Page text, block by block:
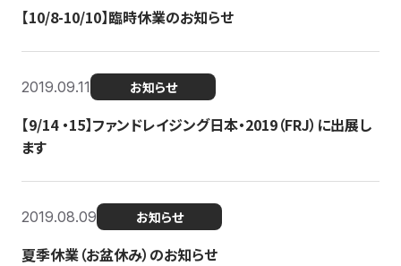
【10/8-10/10】臨時休業のお知らせ
2019.09.11 お知らせ
【9/14 ・15】ファンドレイジング日本・2019（FRJ）に出展し
ます
2019.08.09 お知らせ
夏季休業（お盆休み）のお知らせ